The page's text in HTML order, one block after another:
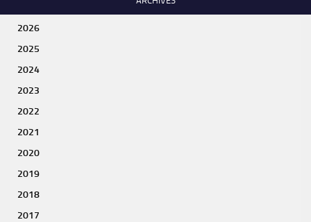
2026
2025
2024
2023
2022
2021
2020
2019
2018
2017